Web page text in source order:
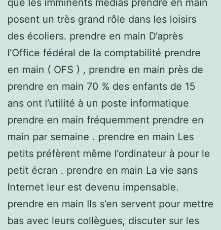
posent un très grand rôle dans les loisirs
des écoliers. prendre en main D’après
l’Office fédéral de la comptabilité prendre
en main ( OFS ) , prendre en main près de
prendre en main 70 % des enfants de 15
ans ont l’utilité à un poste informatique
prendre en main fréquemment prendre en
main par semaine . prendre en main Les
petits préfèrent même l’ordinateur à pour le
petit écran . prendre en main La vie sans
Internet leur est devenu impensable.
prendre en main Ils s’en servent pour mettre
bas avec leurs collègues, discuter sur les